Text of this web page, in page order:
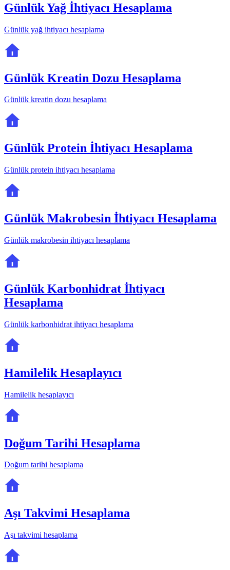
Günlük Yağ İhtiyacı Hesaplama
Günlük yağ ihtiyacı hesaplama
Günlük Kreatin Dozu Hesaplama
Günlük kreatin dozu hesaplama
Günlük Protein İhtiyacı Hesaplama
Günlük protein ihtiyacı hesaplama
Günlük Makrobesin İhtiyacı Hesaplama
Günlük makrobesin ihtiyacı hesaplama
Günlük Karbonhidrat İhtiyacı
Hesaplama
Günlük karbonhidrat ihtiyacı hesaplama
Hamilelik Hesaplayıcı
Hamilelik hesaplayıcı
Doğum Tarihi Hesaplama
Doğum tarihi hesaplama
Aşı Takvimi Hesaplama
Aşı takvimi hesaplama